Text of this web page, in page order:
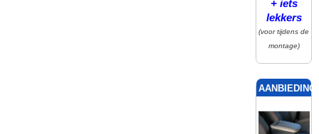
+ iets
lekkers
(voor tijdens de
montage)